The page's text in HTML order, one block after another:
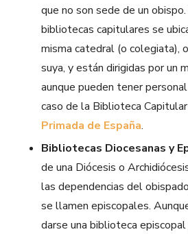
que no son sede de un
bibliotecas capitulares se
misma catedral (o colegiata),
suya, y están dirigidas por un
aunque pueden tener
caso de la Biblioteca
Primada de España.
Bibliotecas Diocesanas y
de una Diócesis o
las dependencias del
se llamen episcopales.
darse una biblioteca